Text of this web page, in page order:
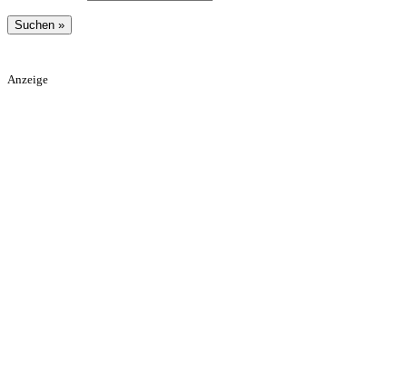
Anzeige